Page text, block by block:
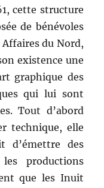
cette structure
de bénévoles
du Nord,
existence une
graphique des
qui lui sont
Tout d’abord
technique, elle
d’émettre des
productions
que les Inuit